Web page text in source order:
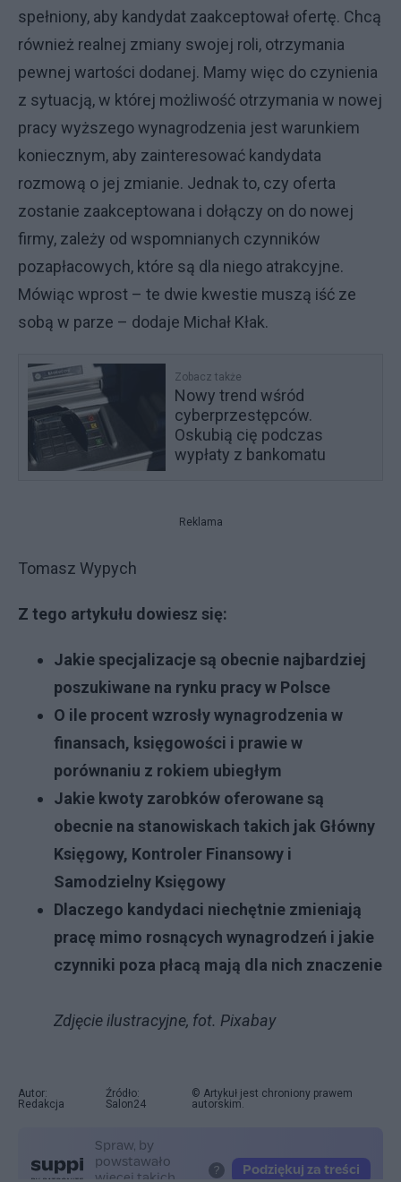
spełniony, aby kandydat zaakceptował ofertę. Chcą
również realnej zmiany swojej roli, otrzymania
pewnej wartości dodanej. Mamy więc do czynienia
z sytuacją, w której możliwość otrzymania w nowej
pracy wyższego wynagrodzenia jest warunkiem
koniecznym, aby zainteresować kandydata
rozmową o jej zmianie. Jednak to, czy oferta
zostanie zaakceptowana i dołączy on do nowej
firmy, zależy od wspomnianych czynników
pozapłacowych, które są dla niego atrakcyjne.
Mówiąc wprost – te dwie kwestie muszą iść ze
sobą w parze – dodaje Michał Kłak.
Zobacz także
Nowy trend wśród
cyberprzestępców.
Oskubią cię podczas
wypłaty z bankomatu
Reklama
Tomasz Wypych
Z tego artykułu dowiesz się:
Jakie specjalizacje są obecnie najbardziej
poszukiwane na rynku pracy w Polsce
O ile procent wzrosły wynagrodzenia w
finansach, księgowości i prawie w
porównaniu z rokiem ubiegłym
Jakie kwoty zarobków oferowane są
obecnie na stanowiskach takich jak Główny
Księgowy, Kontroler Finansowy i
Samodzielny Księgowy
Dlaczego kandydaci niechętnie zmieniają
pracę mimo rosnących wynagrodzeń i jakie
czynniki poza płacą mają dla nich znaczenie
Zdjęcie ilustracyjne, fot. Pixabay
Autor:
Redakcja
Źródło:
Salon24
© Artykuł jest chroniony prawem
autorskim.